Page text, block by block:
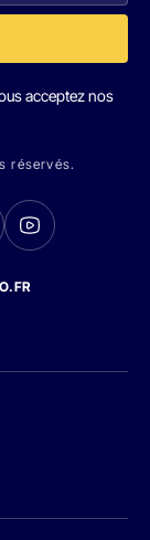
acceptez nos
réservés.